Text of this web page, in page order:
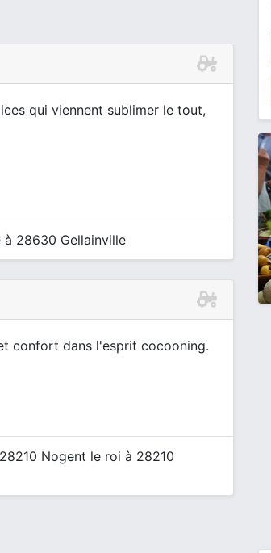
qui viennent sublimer le tout,
à 28630 Gellainville
confort dans l'esprit cocooning.
Nogent le roi à 28210